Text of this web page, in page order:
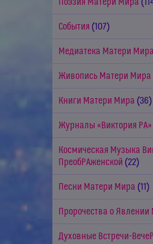
События (107)
Медиатека Матери Мира
Живопись Матери Мира
Книги Матери Мира (36)
Журналы «Виктория РА»
Космическая Музыка
ПреобРАженской (22)
Песни Матери Мира (11)
Пророчества о
Духовные Встречи-